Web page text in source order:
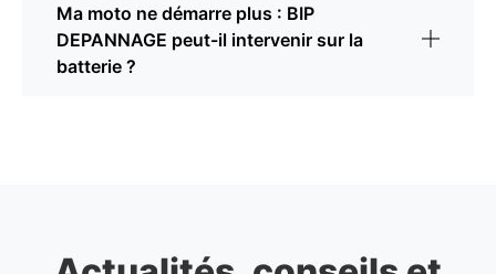
Ma moto ne démarre plus : BIP
DEPANNAGE peut-il intervenir sur la
batterie ?